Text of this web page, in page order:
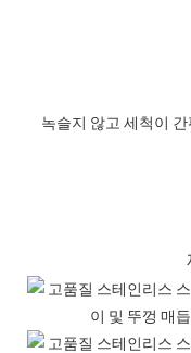
녹슬지 않고 세척이